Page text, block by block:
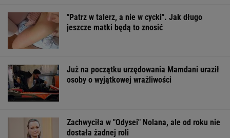
"Patrz w talerz, a nie w cycki". Jak długo
jeszcze matki będą to znosić
Już na początku urzędowania Mamdani uraził
osoby o wyjątkowej wrażliwości
Zachwyciła w "Odysei" Nolana, ale od roku nie
dostała żadnej roli